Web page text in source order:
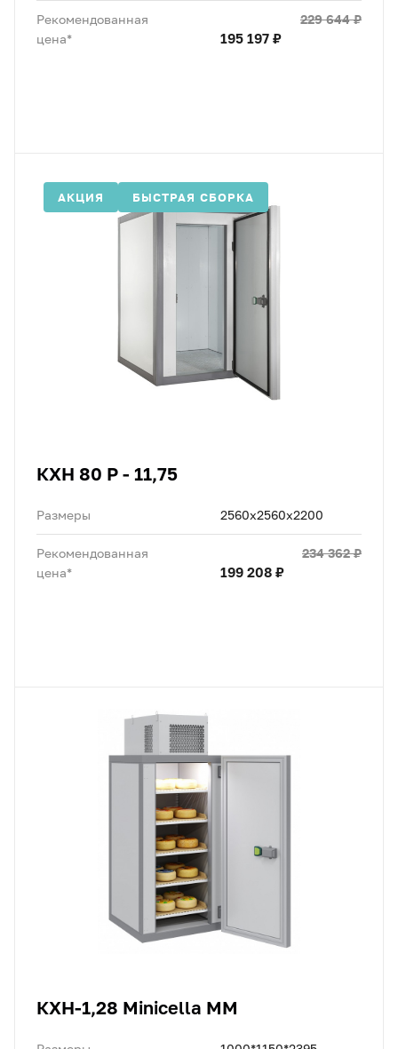
Рекомендованная
цена*
229 644 ₽
195 197 ₽
АКЦИЯ БЫСТРАЯ СБОРКА
КХН 80 Р - 11,75
Размеры 2560х2560х2200
Рекомендованная
цена*
234 362 ₽
199 208 ₽
КХН-1,28 Minicella MM